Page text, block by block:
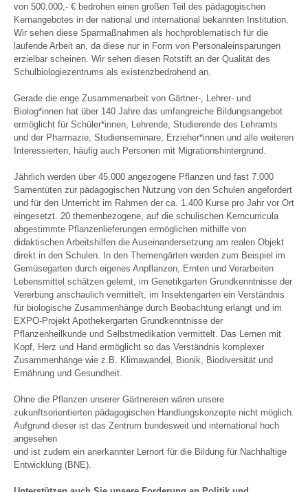
von 500.000,- € bedrohen einen großen Teil des pädagogischen
Kernangebotes in der national und international bekannten Institution.
Wir sehen diese Sparmaßnahmen als hochproblematisch für die
laufende Arbeit an, da diese nur in Form von Personaleinsparungen
erzielbar scheinen. Wir sehen diesen Rotstift an der Qualität des
Schulbiologiezentrums als existenzbedrohend an.
Gerade die enge Zusammenarbeit von Gärtner-, Lehrer- und
Biolog*innen hat über 140 Jahre das umfangreiche Bildungsangebot
ermöglicht für Schüler*innen, Lehrende, Studierende des Lehramts
und der Pharmazie, Studienseminare, Erzieher*innen und alle weiteren
Interessierten, häufig auch Personen mit Migrationshintergrund.
Jährlich werden über 45.000 angezogene Pflanzen und fast 7.000
Samentüten zur pädagogischen Nutzung von den Schulen angefordert
und für den Unterricht im Rahmen der ca. 1.400 Kurse pro Jahr vor Ort
eingesetzt. 20 themenbezogene, auf die schulischen Kerncurricula
abgestimmte Pflanzenlieferungen ermöglichen mithilfe von
didaktischen Arbeitshilfen die Auseinandersetzung am realen Objekt
direkt in den Schulen. In den Themengärten werden zum Beispiel im
Gemüsegarten durch eigenes Anpflanzen, Ernten und Verarbeiten
Lebensmittel schätzen gelernt, im Genetikgarten Grundkenntnisse der
Vererbung anschaulich vermittelt, im Insektengarten ein Verständnis
für biologische Zusammenhänge durch Beobachtung erlangt und im
EXPO-Projekt Apothekergarten Grundkenntnisse der
Pflanzenheilkunde und Selbstmedikation vermittelt. Das Lernen mit
Kopf, Herz und Hand ermöglicht so das Verständnis komplexer
Zusammenhänge wie z.B. Klimawandel, Bionik, Biodiversität und
Ernährung und Gesundheit.
Ohne die Pflanzen unserer Gärtnereien wären unsere
zukunftsorientierten pädagogischen Handlungskonzepte nicht möglich.
Aufgrund dieser ist das Zentrum bundesweit und international hoch
angesehen
und ist zudem ein anerkannter Lernort für die Bildung für Nachhaltige
Entwicklung (BNE).